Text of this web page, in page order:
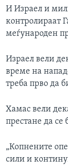
И Израел и
контролираат
меѓународен
Израел вели
време на
треба прво да
Хамас вели
престане да се
„Копнените
сили и